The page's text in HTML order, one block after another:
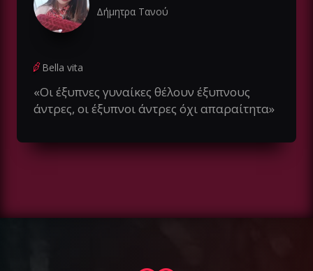
Δήμητρα Τανού
Bella vita
«Οι έξυπνες γυναίκες θέλουν έξυπνους
άντρες, οι έξυπνοι άντρες όχι απαραίτητα»